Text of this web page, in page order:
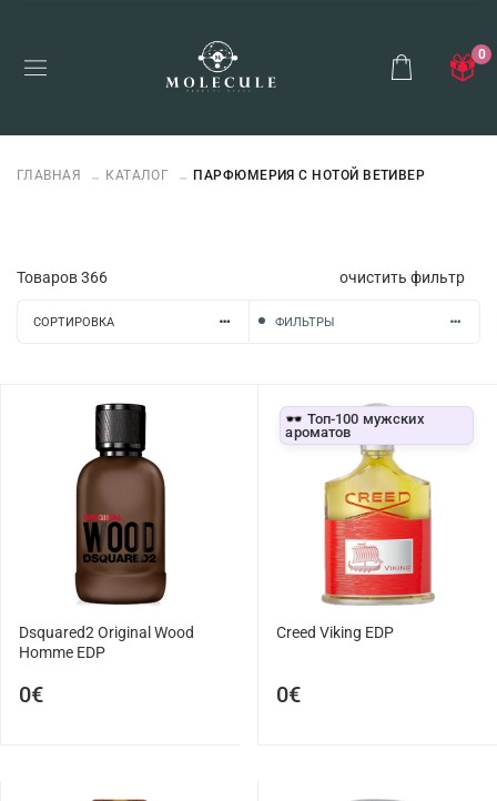
0
ГЛАВНАЯ КАТАЛОГ ПАРФЮМЕРИЯ С НОТОЙ ВЕТИВЕР
Товаров366 очистить фильтр
СОРТИРОВКА ФИЛЬТРЫ
Dsquared2 Original Wood
Homme EDP
0€
🕶️ Топ-100 мужских
ароматов
Creed Viking EDP
0€